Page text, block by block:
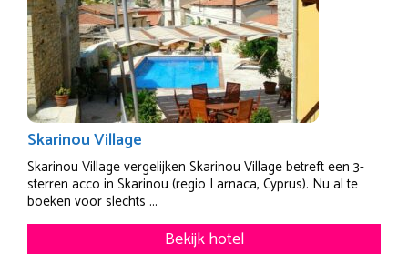
Skarinou Village
Skarinou Village vergelijken Skarinou Village betreft een 3-
sterren acco in Skarinou (regio Larnaca, Cyprus). Nu al te
boeken voor slechts ...
Bekijk hotel